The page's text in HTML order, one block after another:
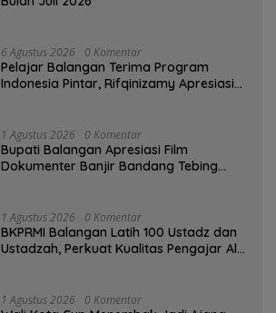
6 Agustus 2026 0 Komentar
Pelajar Balangan Terima Program
Indonesia Pintar, Rifqinizamy Apresiasi
1 Agustus 2026 0 Komentar
Bupati Balangan Apresiasi Film
Dokumenter Banjir Bandang Tebing
1 Agustus 2026 0 Komentar
BKPRMI Balangan Latih 100 Ustadz dan
Ustadzah, Perkuat Kualitas Pengajar Al-
1 Agustus 2026 0 Komentar